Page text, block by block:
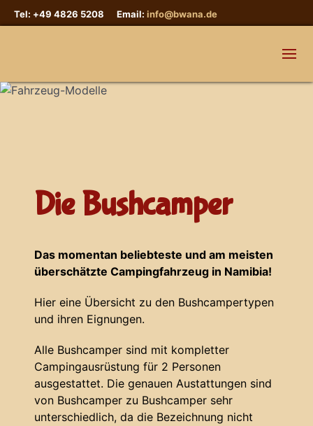
Tel: +49 4826 5208 Email: info@bwana.de
Die Bushcamper
Das momentan beliebteste und am meisten
überschätzte Campingfahrzeug in Namibia!
Hier eine Übersicht zu den Bushcampertypen
und ihren Eignungen.
Alle Bushcamper sind mit kompletter
Campingausrüstung für 2 Personen
ausgestattet. Die genauen Austattungen sind
von Bushcamper zu Bushcamper sehr
unterschiedlich, da die Bezeichnung nicht